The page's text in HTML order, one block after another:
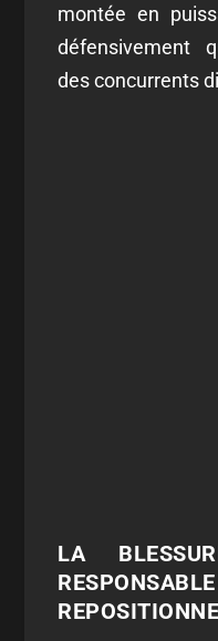
montée en
défensivement
des concurrents
LA